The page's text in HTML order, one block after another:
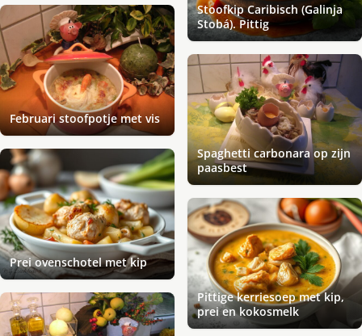
Stoofkip Caribisch (Galinja
Stobá). Pittig
Februari stoofpotje met vis
Spaghetti carbonara op zijn
paasbest
Prei ovenschotel met kip
Pittige kerriesoep met kip,
prei en kokosmelk